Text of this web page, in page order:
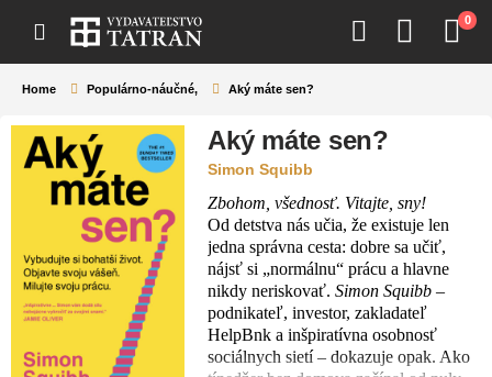
0
Home Populárno-náučné, Aký máte sen?
Aký máte sen?
Simon Squibb
Zbohom, všednosť. Vitajte, sny!
Od detstva nás učia, že existuje len
jedna správna cesta: dobre sa učiť,
nájsť si „normálnu“ prácu a hlavne
nikdy neriskovať.Simon Squibb –
podnikateľ, investor, zakladateľ
HelpBnk a inšpiratívna osobnosť
sociálnych sietí – dokazuje opak. Ako